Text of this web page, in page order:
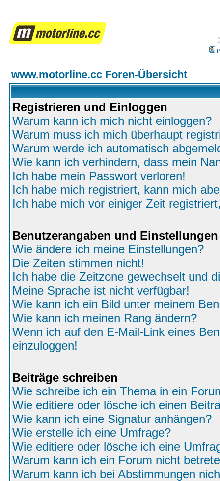
www.motorline.cc Foren-Übersicht
Registrieren und Einloggen
Warum kann ich mich nicht einloggen?
Warum muss ich mich überhaupt
Warum werde ich automatisch
Wie kann ich verhindern, dass mein
Ich habe mein Passwort verloren!
Ich habe mich registriert, kann mich
Ich habe mich vor einiger Zeit
Benutzerangaben und Einstellungen
Wie ändere ich meine Einstellungen?
Die Zeiten stimmen nicht!
Ich habe die Zeitzone gewechselt und
Meine Sprache ist nicht verfügbar!
Wie kann ich ein Bild unter meinem
Wie kann ich meinen Rang ändern?
Wenn ich auf den E-Mail-Link eines
einzuloggen!
Beiträge schreiben
Wie schreibe ich ein Thema in ein
Wie editiere oder lösche ich einen
Wie kann ich eine Signatur anhängen?
Wie erstelle ich eine Umfrage?
Wie editiere oder lösche ich eine
Warum kann ich ein Forum nicht
Warum kann ich bei Abstimmungen